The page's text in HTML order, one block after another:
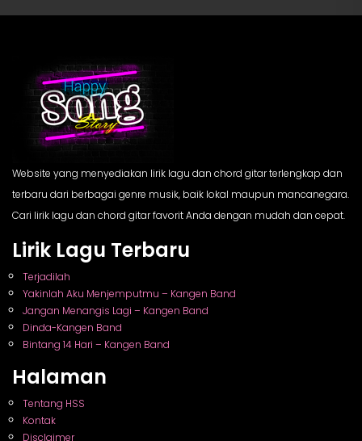
Website yang menyediakan lirik lagu dan chord gitar terlengkap dan
terbaru dari berbagai genre musik, baik lokal maupun mancanegara.
Cari lirik lagu dan chord gitar favorit Anda dengan mudah dan cepat.
Lirik Lagu Terbaru
Terjadilah
Yakinlah Aku Menjemputmu – Kangen Band
Jangan Menangis Lagi – Kangen Band
Dinda-Kangen Band
Bintang 14 Hari – Kangen Band
Halaman
Tentang HSS
Kontak
Disclaimer